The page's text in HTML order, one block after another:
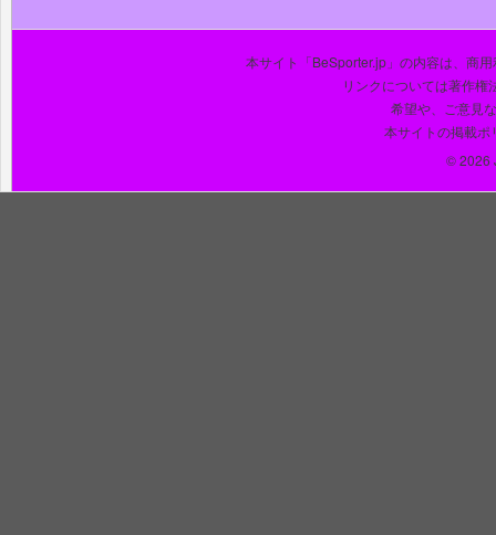
本サイト「BeSporter.jp」の内容は、商
リンクについては著作権
希望や、ご意見
本サイトの掲載ポ
© 2026